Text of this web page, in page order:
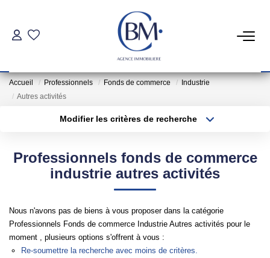
PARTICULIERS
COMMERCES ET BUREAUX
Commerces Et Entreprises
INVESTISSEURS
Accueil Professionnels Fonds de commerce
Industrie
Autres activités
Modifier les critères de recherche
Sélectionnez...
Type de bien
Surface min
Créer une alerte
Professionnels fonds de commerce
industrie autres activités
Nous n'avons pas de biens à vous proposer dans la catégorie
Professionnels Fonds de commerce Industrie Autres activités pour le
moment , plusieurs options s'offrent à vous :
Re-soumettre la recherche avec moins de critères.